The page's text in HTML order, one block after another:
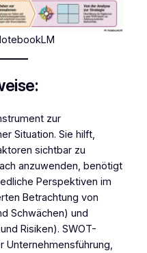
zur
Situation. Sie hilft,
sichtbar zu
anzuwenden, benötigt
Perspektiven im
Betrachtung von
Schwächen) und
Risiken). SWOT-
Unternehmensführung,